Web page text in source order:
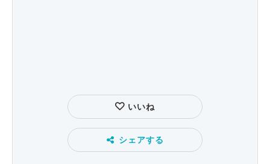
いいね
シェアする